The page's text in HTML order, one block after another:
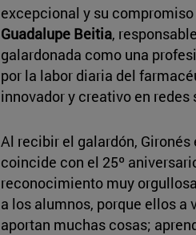
excepcional y su
Guadalupe Beitia,
galardonada como una
por la labor diaria del
innovador y creativo en redes
Al recibir el galardón,
coincide con el 25º
reconocimiento muy
a los alumnos, porque ellos a
aportan muchas cosas;